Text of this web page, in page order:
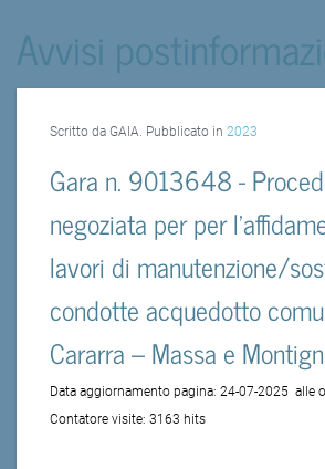
Avvisi
Scritto da GAIA. Pubblicato in 2023
Gara n. 9013648 -
negoziata per per
lavori di manutenzione/
condotte acquedotto
Cararra – Massa e
Data aggiornamento pagina: 24-07-2025 alle
Contatore visite: 3163 hits